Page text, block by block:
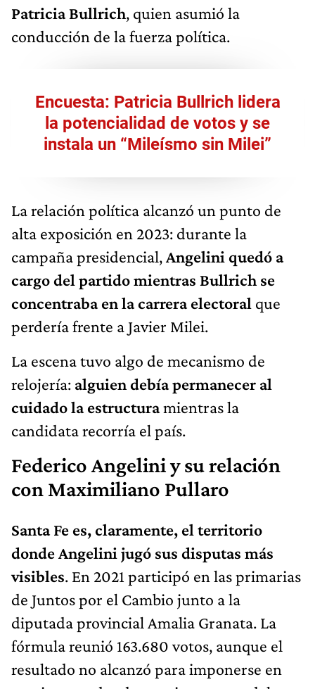
Patricia Bullrich, quien asumió la
conducción de la fuerza política.
Encuesta: Patricia Bullrich lidera
la potencialidad de votos y se
instala un “Mileísmo sin Milei”
La relación política alcanzó un punto de
alta exposición en 2023: durante la
campaña presidencial,Angelini quedó a
cargo del partido mientras Bullrich se
concentraba en la carrera electoral que
perdería frente a Javier Milei.
La escena tuvo algo de mecanismo de
relojería: alguien debía permanecer al
cuidado la estructuramientras la
candidata recorría el país.
Federico Angelini y su relación
con Maximiliano Pullaro
Santa Fe es, claramente, el territorio
donde Angelini jugó sus disputas más
visibles. En 2021 participó en las primarias
de Juntos por el Cambio junto a la
diputada provincial Amalia Granata. La
fórmula reunió 163.680 votos, aunque el
resultado no alcanzó para imponerse en